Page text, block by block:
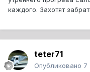
каждого. Захотят
teter71
Опубликовано 7